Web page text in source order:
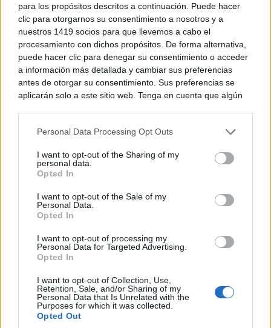
para los propósitos descritos a continuación. Puede hacer
clic para otorgarnos su consentimiento a nosotros y a
nuestros 1419 socios para que llevemos a cabo el
procesamiento con dichos propósitos. De forma alternativa,
puede hacer clic para denegar su consentimiento o acceder
a información más detallada y cambiar sus preferencias
antes de otorgar su consentimiento. Sus preferencias se
aplicarán solo a este sitio web. Tenga en cuenta que algún
rechazar tal procesamiento. Puede cambiar sus preferencias
a este sitio y haciendo clic en el botón "Privacidad" en la
parte inferior de la página web.
Please note that this website/app uses one or more Google
services and may gather and store information including but
not limited to your visit or usage behaviour. You may click to
use your data for below specified purposes in below Google
consent section.
Personal Data Processing Opt Outs
I want to opt-out of the Sharing of my
personal data.
Opted In
I want to opt-out of the Sale of my
Personal Data.
Opted In
I want to opt-out of processing my
Personal Data for Targeted Advertising.
Opted In
I want to opt-out of Collection, Use,
Retention, Sale, and/or Sharing of my
Personal Data that Is Unrelated with the
Purposes for which it was collected.
Opted Out
jurados se reúnen esta misma semana; y otros que se
desarrollarán durante la feria como el de arada y
habilidad en el manejo del tractor. Y, como siempre,
las propuestas pensadas para el público infantil que
se vuelven a poner en marcha con el fin de acercar a
la población más joven al mundo rural desde edades
tempranas, buscando que “las nuevas generaciones
conozcan y valoren el trabajo del campo”.
de un programa “diverso y equilibrado”, dirigido
la vocación de que Fercam sea “una feria para toda la
ciudadanía”, ha resaltado el director.